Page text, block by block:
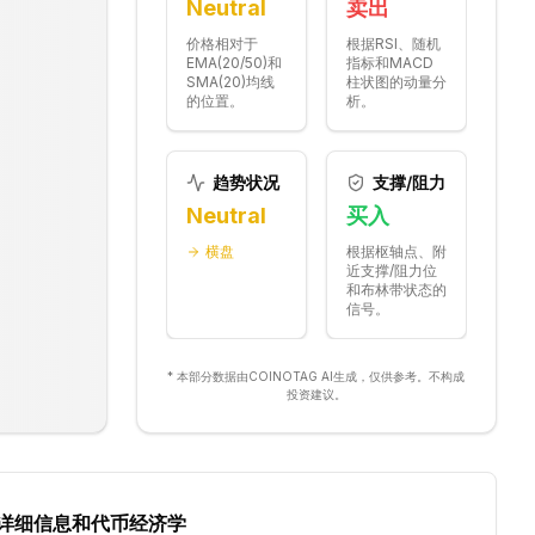
Neutral
价格相对于
EMA(20/50)和
SMA(20)均线
的位置。
卖出
根据RSI、随机
指标和MACD
柱状图的动量分
析。
趋势状况
Neutral
横盘
支撑/阻力
买入
根据枢轴点、附
近支撑/阻力位
和布林带状态的
信号。
* 本部分数据由COINOTAG AI生成，仅供参考。不构成
投资建议。
细信息和代币经济学